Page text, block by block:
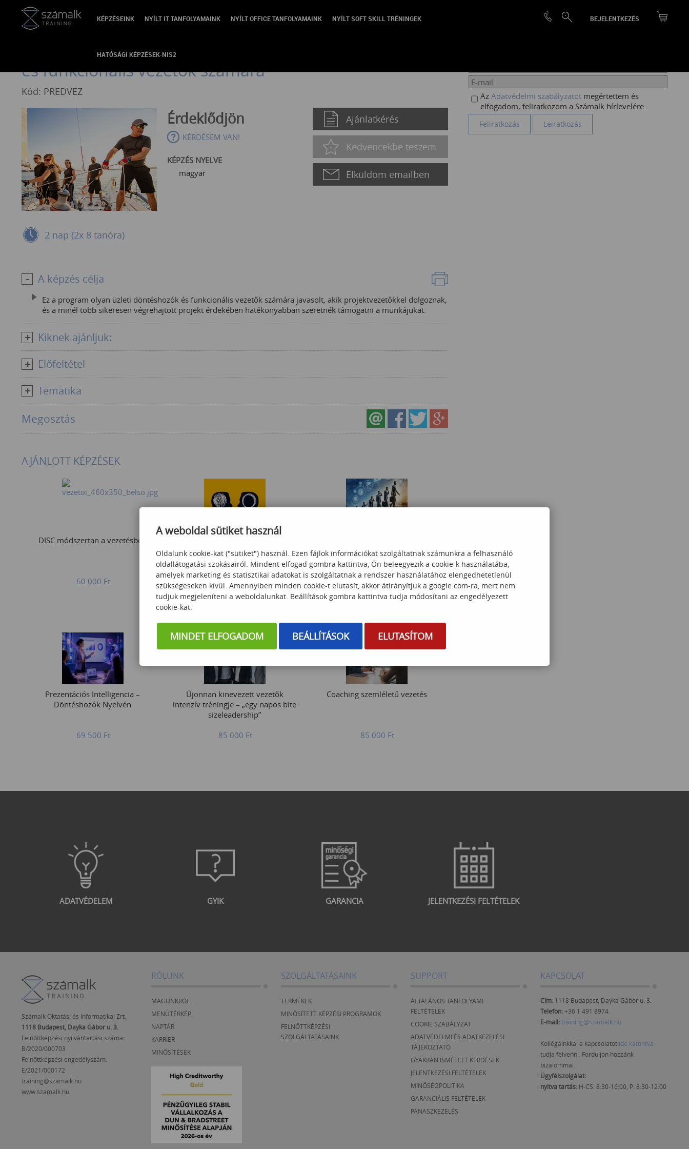
BEJELENTKEZÉS
KÉPZÉSEINK NYÍLT IT TANFOLYAMAINK NYÍLT OFFICE TANFOLYAMAINK NYÍLT SOFT SKILL TRÉNINGEK
HATÓSÁGI KÉPZÉSEK-NIS2
VISSZA
A prediktív projektvezetés alapjai - Üzleti döntéshozók
és funkcionális vezetők számára
Kód: PREDVEZ
2 nap (2x 8 tanóra)
Érdeklődjön
KÉRDÉSEM VAN!
KÉPZÉS NYELVE
magyar
Ajánlatkérés
Kedvencekbe teszem
Elküldöm emailben
A képzés célja
Ez a program olyan üzleti döntéshozók és funkcionális vezetők számára javasolt, akik projektvezetőkkel dolgoznak,
és a minél több sikeresen végrehajtott projekt érdekében hatékonyabban szeretnék támogatni a munkájukat.
Kiknek ajánljuk:
Előfeltétel
Tematika
Megosztás
Az Adatvédelmi szabályzatot megértettem és
elfogadom, feliratkozom a Számalk hírlevelére.
AJÁNLOTT KÉPZÉSEK
DISC módszertan a vezetésben
60 000 Ft Érdeklődjön Érdeklődjön
Prezentációs Intelligencia –
Döntéshozók Nyelvén
69 500 Ft
Újonnan kinevezett vezetők
intenzív tréningje – „egy napos bite
sizeleadership”
85 000 Ft
Coaching szemléletű vezetés
85 000 Ft
ADATVÉDELEM GYIK GARANCIA JELENTKEZÉSI FELTÉTELEK
Számalk Oktatási és Informatikai Zrt.
1118 Budapest, Dayka Gábor u. 3.
Felnőttképzési nyilvántartási száma:
B/2020/000703
Felnőttképzési engedélyszám:
E/2021/000172
training@szamalk.hu
www.szamalk.hu
RÓLUNK
MAGUNKRÓL
MENÜTÉRKÉP
NAPTÁR
KARRIER
MINŐSÍTÉSEK
SZOLGÁLTATÁSAINK
TERMÉKEK
MINŐSÍTETT KÉPZÉSI PROGRAMOK
FELNŐTTKÉPZÉSI
SZOLGÁLTATÁSAINK
SUPPORT
ÁLTALÁNOS TANFOLYAMI
FELTÉTELEK
COOKIE SZABÁLYZAT
ADATVÉDELMI ÉS ADATKEZELÉSI
TÁJÉKOZTATÓ
GYAKRAN ISMÉTELT KÉRDÉSEK
JELENTKEZÉSI FELTÉTELEK
MINŐSÉGPOLITIKA
GARANCIÁLIS FELTÉTELEK
PANASZKEZELÉS
KAPCSOLAT
Cím: 1118 Budapest, Dayka Gábor u. 3.
Telefon:+36 1 491 8974
E-mail:training@szamalk.hu
Kollégáinkkal a kapcsolatot ide kattintva
tudja felvenni. Forduljon hozzánk
bizalommal.
Ügyfélszolgálat:
nyitva tartás: H-CS: 8:30-16:00, P: 8:30-12:00
A weboldal sütiket használ
Oldalunk cookie-kat ("sütiket") használ. Ezen fájlok információkat szolgáltatnak számunkra a felhasználó
oldallátogatási szokásairól. Mindent elfogad gombra kattintva, Ön beleegyezik a cookie-k használatába,
amelyek marketing és statisztikai adatokat is szolgáltatnak a rendszer használatához elengedhetetlenül
szükségeseken kívül. Amennyiben minden cookie-t elutasít, akkor átirányítjuk a google.com-ra, mert nem
tudjuk megjeleníteni a weboldalunkat. Beállítások gombra kattintva tudja módosítani az engedélyezett
cookie-kat.
MINDET ELFOGADOM BEÁLLÍTÁSOK ELUTASÍTOM